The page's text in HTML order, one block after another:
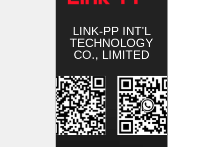
LINK-PP INT'L
TECHNOLOGY
CO., LIMITED